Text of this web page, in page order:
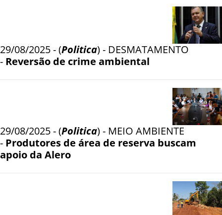
29/08/2025 - (Politica) - DESMATAMENTO
- Reversão de crime ambiental
29/08/2025 - (Politica) - MEIO AMBIENTE
- Produtores de área de reserva buscam
apoio da Alero